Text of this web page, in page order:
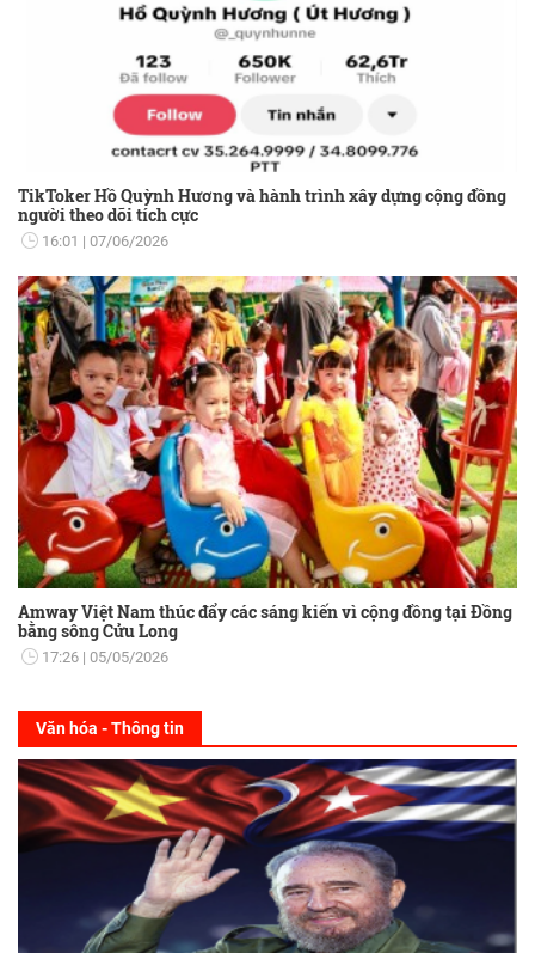
TikToker Hồ Quỳnh Hương và hành trình xây dựng cộng đồng
người theo dõi tích cực
16:01 07/06/2026
Amway Việt Nam thúc đẩy các sáng kiến vì cộng đồng tại Đồng
bằng sông Cửu Long
17:26 05/05/2026
Văn hóa - Thông tin